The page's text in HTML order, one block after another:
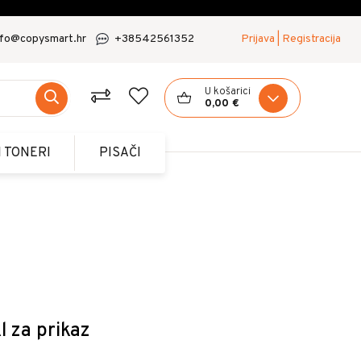
+38542561352 Prijava | Registracija
U košarici
0,00 €
PISAČI
za prikaz